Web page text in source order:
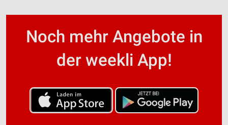
Noch mehr Angebote in
der weekli App!